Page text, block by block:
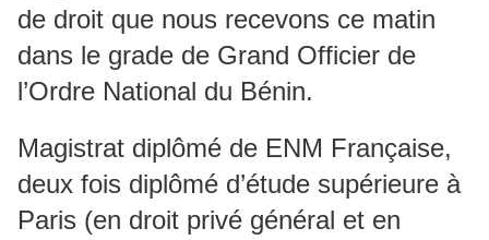
de droit que nous recevons ce matin
dans le grade de Grand Officier de
l’Ordre National du Bénin.
Magistrat diplômé de ENM Française,
deux fois diplômé d’étude supérieure à
Paris (en droit privé général et en